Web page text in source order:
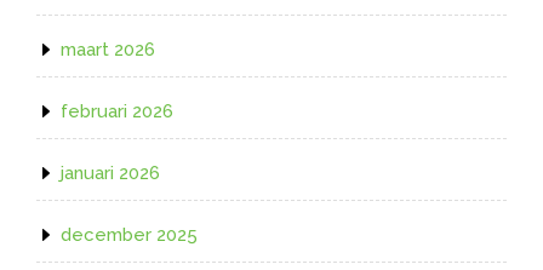
maart 2026
februari 2026
januari 2026
december 2025